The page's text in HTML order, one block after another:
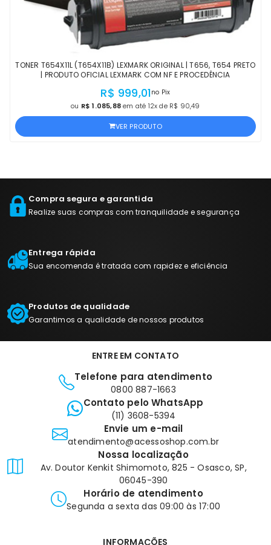
TONER T654X11L (T654X11B) LEXMARK ORIGINAL | T656, T654 PRETO
| PRODUTO OFICIAL LEXMARK COM NF E PROCEDÊNCIA
R$ 999,01no Pix
ou R$ 1.085,88em até 12x de R$ 90,49
VER PRODUTO
Compra segura e garantida
Realize suas compras com tranquilidade e segurança
Entrega rápida
Sua encomenda é tratada com rapidez e eficiência
Produtos de qualidade
Garantimos a qualidade de nossos produtos
ENTRE EM CONTATO
Telefone para atendimento
0800 887-1663
Contato pelo WhatsApp
(11) 3608-5394
Envie um e-mail
atendimento@acessoshop.com.br
Nossa localização
Av. Doutor Kenkit Shimomoto, 825 - Osasco, SP,
06045-390
Horário de atendimento
Segunda a sexta das 09:00 às 17:00
INFORMAÇÕES